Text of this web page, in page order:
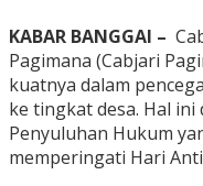
KABAR BANGGAI –
Pagimana (Cabjari
kuatnya dalam
ke tingkat desa. Hal
Penyuluhan Hukum
memperingati Hari